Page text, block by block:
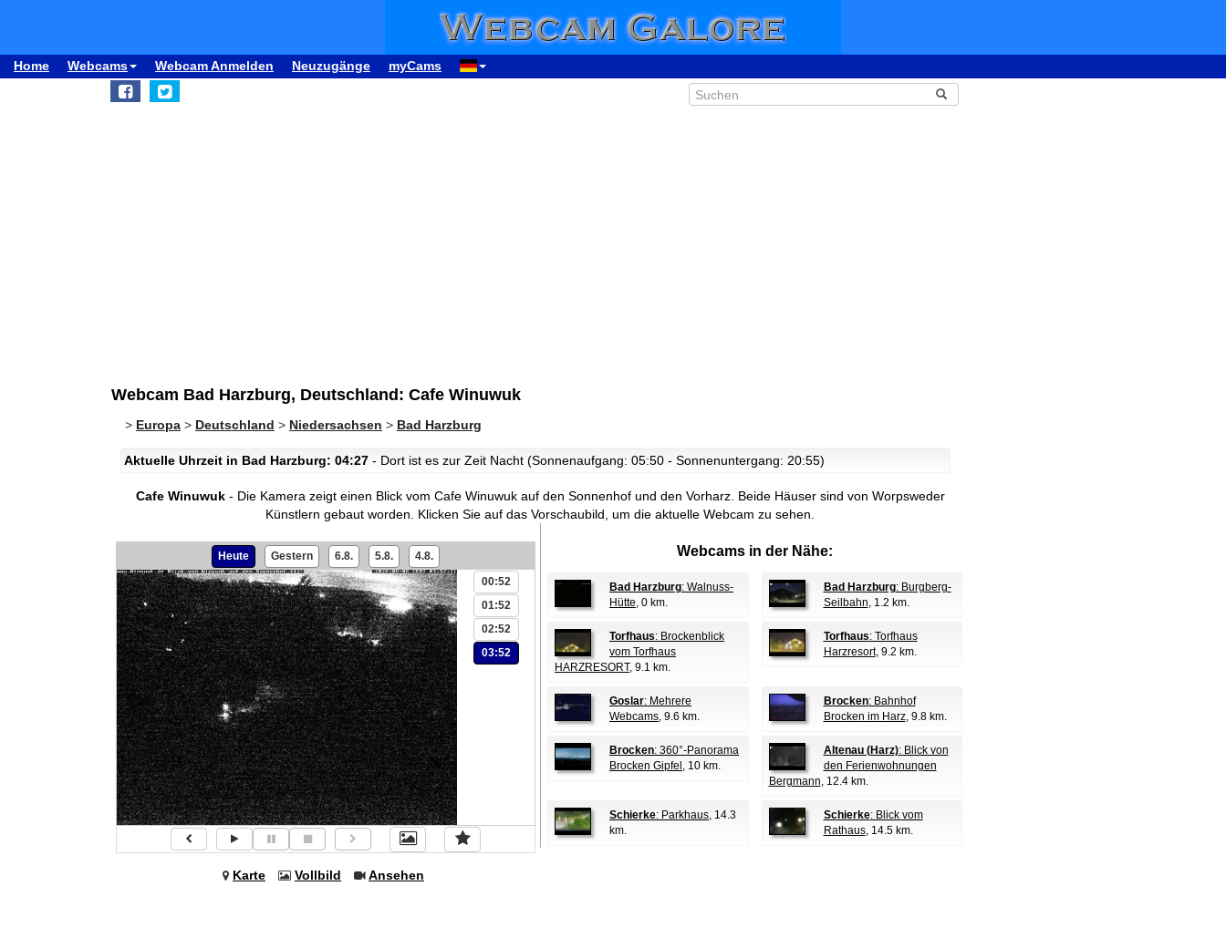
Home Webcams Webcam Anmelden Neuzugänge myCams
Webcam Bad Harzburg, Deutschland: Cafe Winuwuk
> Europa > Deutschland > Niedersachsen > Bad Harzburg
Aktuelle Uhrzeit in Bad Harzburg: 04:27 - Dort ist es zur Zeit Nacht (Sonnenaufgang: 05:50 - Sonnenuntergang: 20:55)
Cafe Winuwuk- Die Kamera zeigt einen Blick vom Cafe Winuwuk auf den Sonnenhof und den Vorharz. Beide Häuser sind von Worpsweder
Künstlern gebaut worden.
Klicken Sie auf das Vorschaubild, um die aktuelle Webcam zu sehen.
Heute Gestern 6.8. 5.8. 4.8.
00:52
01:52
02:52
03:52
Karte Vollbild Ansehen
Webcams in der Nähe:
Bad Harzburg: Walnuss-
Hütte, 0 km.
Bad Harzburg: Burgberg-
Seilbahn, 1.2 km.
Torfhaus: Brockenblick
vom Torfhaus
HARZRESORT, 9.1 km.
Torfhaus: Torfhaus
Harzresort, 9.2 km.
Goslar: Mehrere
Webcams, 9.6 km.
Brocken: Bahnhof
Brocken im Harz, 9.8 km.
Brocken: 360°-Panorama
Brocken Gipfel , 10 km.
Altenau (Harz): Blick von
den Ferienwohnungen
Bergmann, 12.4 km.
Schierke: Parkhaus, 14.3
km.
Schierke: Blick vom
Rathaus, 14.5 km.